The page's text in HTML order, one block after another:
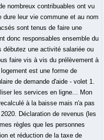
nombreux contribuables ont vu
dure leur vie commune et au nom
sont tenus de faire une
donc responsables ensemble du
débutez une activité salariée ou
faire vis à vis du prélèvement à
est une forme de
de demande d'aide - volet 1.
les services en ligne... Mon
à la baisse mais n'a pas
Déclaration de revenus (les
règles que les personnes
et réduction de la taxe de